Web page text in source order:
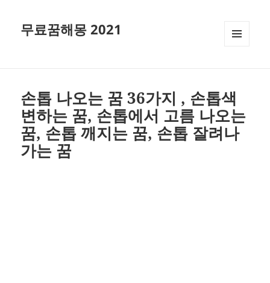
무료꿈해몽 2021
손톱 나오는 꿈 36가지 , 손톱색
변하는 꿈, 손톱에서 고름 나오는
꿈, 손톱 깨지는 꿈, 손톱 잘려나
가는 꿈